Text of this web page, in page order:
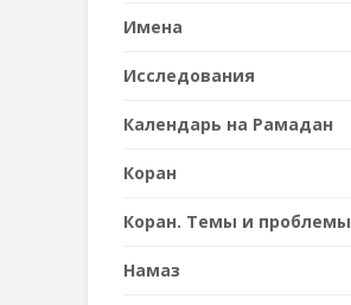
Имена
Исследования
Календарь на Рамадан
Коран
Коран. Темы и проблемы
Намаз